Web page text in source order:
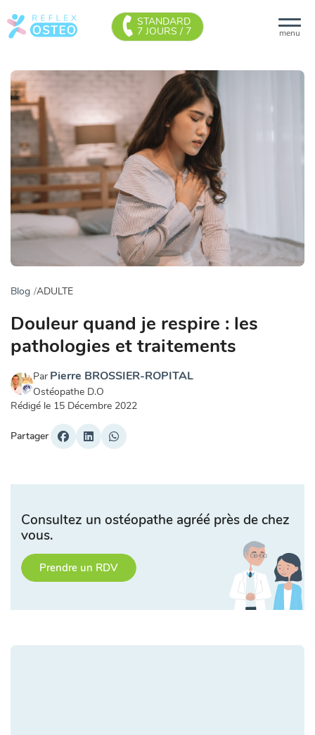
menu
STANDARD
7 JOURS / 7
Blog ADULTE
Douleur quand je respire : les
pathologies et traitements
Par Pierre BROSSIER-ROPITAL
Ostéopathe D.O
Rédigé le 15 Décembre 2022
Partager
Consultez un ostéopathe agréé près de chez
vous.
Prendre un RDV